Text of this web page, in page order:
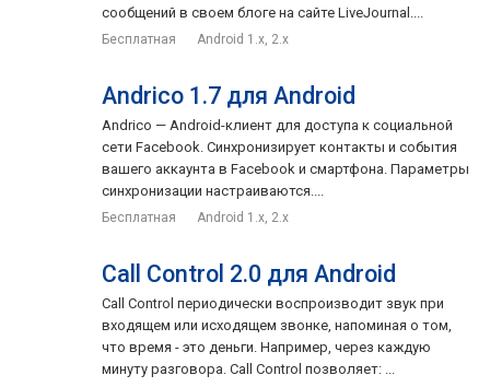
сообщений в своем блоге на сайте LiveJournal....
Бесплатная Android 1.x, 2.x
Andrico 1.7 для Android
Andrico — Android-клиент для доступа к социальной
сети Facebook. Синхронизирует контакты и события
вашего аккаунта в Facebook и смартфона. Параметры
синхронизации настраиваются....
Бесплатная Android 1.x, 2.x
Call Control 2.0 для Android
Call Control периодически воспроизводит звук при
входящем или исходящем звонке, напоминая о том,
что время - это деньги. Например, через каждую
минуту разговора. Call Control позволяет: ...